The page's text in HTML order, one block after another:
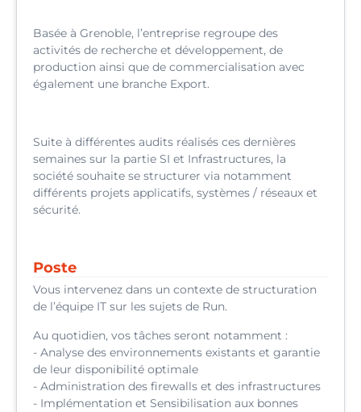
Basée à Grenoble, l’entreprise regroupe des
activités de recherche et développement, de
production ainsi que de commercialisation avec
également une branche Export.
Suite à différentes audits réalisés ces dernières
semaines sur la partie SI et Infrastructures, la
société souhaite se structurer via notamment
différents projets applicatifs, systèmes / réseaux et
sécurité.
Poste
Vous intervenez dans un contexte de structuration
de l’équipe IT sur les sujets de Run.
Au quotidien, vos tâches seront notamment :
- Analyse des environnements existants et garantie
de leur disponibilité optimale
- Administration des firewalls et des infrastructures
- Implémentation et Sensibilisation aux bonnes